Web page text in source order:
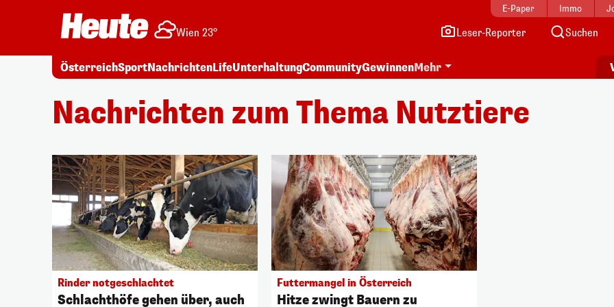
E-Paper Immo
Wien 23° Leser-Reporter Suchen
ÖsterreichSportNachrichtenLifeUnterhaltungCommunityGewinnenMehr
Nachrichten zum Thema Nutztiere
Rinder notgeschlachtet
Schlachthöfe gehen über, auch
Futtermangel in Österreich
Hitze zwingt Bauern zu